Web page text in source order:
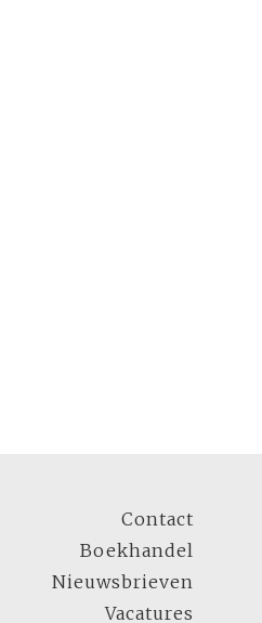
Contact
Boekhandel
Nieuwsbrieven
Vacatures